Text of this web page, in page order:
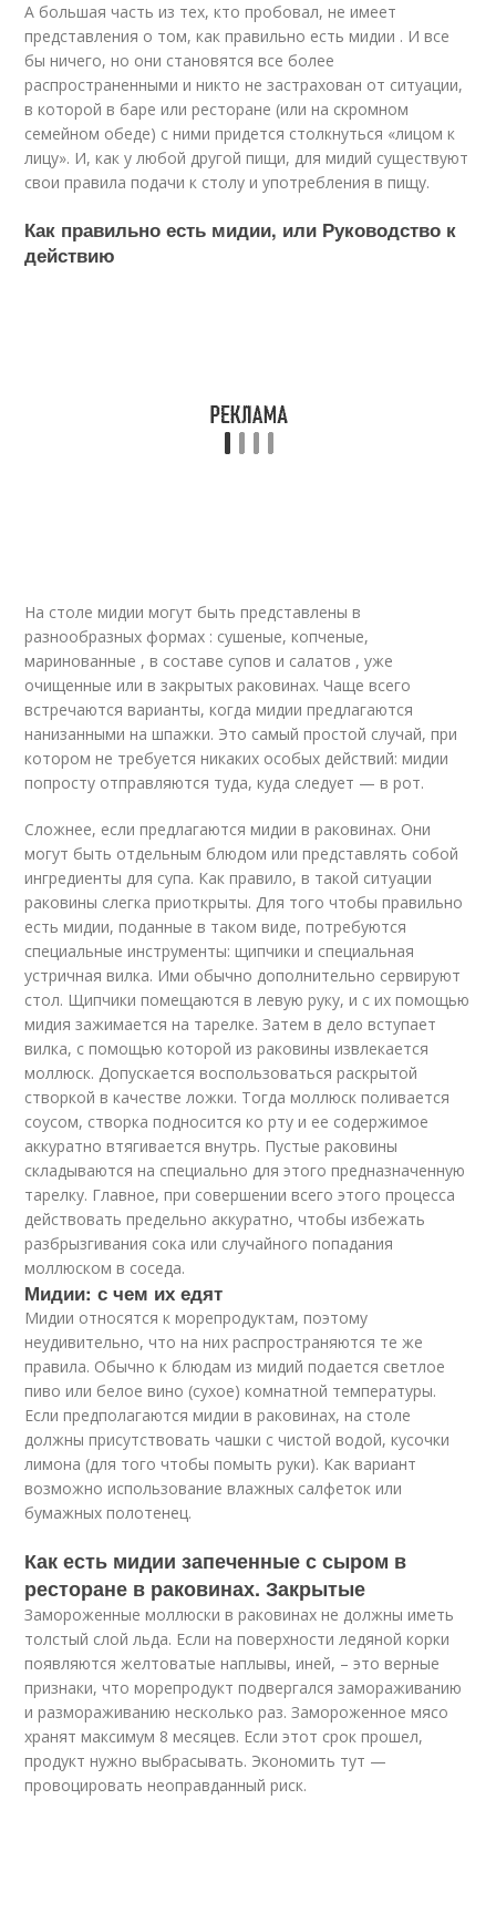
А большая часть из тех, кто пробовал, не имеет
представления о том, как правильно есть мидии . И все
бы ничего, но они становятся все более
распространенными и никто не застрахован от ситуации,
в которой в баре или ресторане (или на скромном
семейном обеде) с ними придется столкнуться «лицом к
лицу». И, как у любой другой пищи, для мидий существуют
свои правила подачи к столу и употребления в пищу.
Как правильно есть мидии, или Руководство к
действию
На столе мидии могут быть представлены в
разнообразных формах : сушеные, копченые,
маринованные , в составе супов и салатов , уже
очищенные или в закрытых раковинах. Чаще всего
встречаются варианты, когда мидии предлагаются
нанизанными на шпажки. Это самый простой случай, при
котором не требуется никаких особых действий: мидии
попросту отправляются туда, куда следует — в рот.
Сложнее, если предлагаются мидии в раковинах. Они
могут быть отдельным блюдом или представлять собой
ингредиенты для супа. Как правило, в такой ситуации
раковины слегка приоткрыты. Для того чтобы правильно
есть мидии, поданные в таком виде, потребуются
специальные инструменты: щипчики и специальная
устричная вилка. Ими обычно дополнительно сервируют
стол. Щипчики помещаются в левую руку, и с их помощью
мидия зажимается на тарелке. Затем в дело вступает
вилка, с помощью которой из раковины извлекается
моллюск. Допускается воспользоваться раскрытой
створкой в качестве ложки. Тогда моллюск поливается
соусом, створка подносится ко рту и ее содержимое
аккуратно втягивается внутрь. Пустые раковины
складываются на специально для этого предназначенную
тарелку. Главное, при совершении всего этого процесса
действовать предельно аккуратно, чтобы избежать
разбрызгивания сока или случайного попадания
моллюском в соседа.
Мидии: с чем их едят
Мидии относятся к морепродуктам, поэтому
неудивительно, что на них распространяются те же
правила. Обычно к блюдам из мидий подается светлое
пиво или белое вино (сухое) комнатной температуры.
Если предполагаются мидии в раковинах, на столе
должны присутствовать чашки с чистой водой, кусочки
лимона (для того чтобы помыть руки). Как вариант
возможно использование влажных салфеток или
бумажных полотенец.
Как есть мидии запеченные с сыром в
ресторане в раковинах. Закрытые
Замороженные моллюски в раковинах не должны иметь
толстый слой льда. Если на поверхности ледяной корки
появляются желтоватые наплывы, иней, – это верные
признаки, что морепродукт подвергался замораживанию
и размораживанию несколько раз. Замороженное мясо
хранят максимум 8 месяцев. Если этот срок прошел,
продукт нужно выбрасывать. Экономить тут —
провоцировать неоправданный риск.